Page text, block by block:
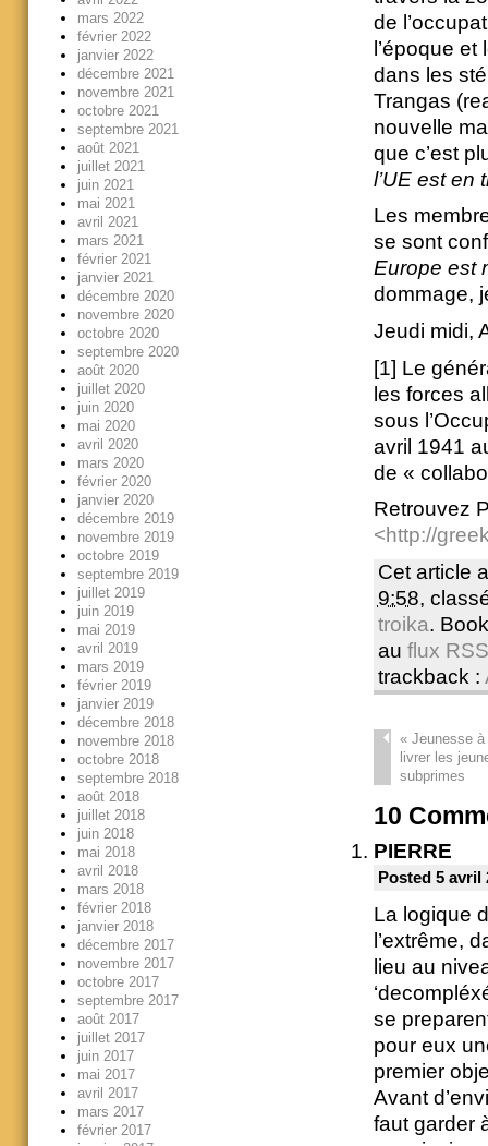
de
l’époque
dans les
Trangas
nouvelle
que c’est
l’UE est en
Les
se sont
Europe est
dommage,
Jeudi midi,
[1] Le
les forces
sous
avril 1941
de «
Retrouvez
<http://
Cet article
9:58,
troika.
au flux
trackback :
«Jeunesse à
livrer les
subprimes
10
PIERRE
Posted 5 avril
La logique
l’extrême,
lieu au
se
pour eux
premier
Avant
faut garder
mars 2022
février 2022
janvier 2022
décembre 2021
novembre 2021
octobre 2021
septembre 2021
août 2021
juillet 2021
juin 2021
mai 2021
avril 2021
mars 2021
février 2021
janvier 2021
décembre 2020
novembre 2020
octobre 2020
septembre 2020
août 2020
juillet 2020
juin 2020
mai 2020
avril 2020
mars 2020
février 2020
janvier 2020
décembre 2019
novembre 2019
octobre 2019
septembre 2019
juillet 2019
juin 2019
mai 2019
avril 2019
mars 2019
février 2019
janvier 2019
décembre 2018
novembre 2018
octobre 2018
septembre 2018
août 2018
juillet 2018
juin 2018
mai 2018
avril 2018
mars 2018
février 2018
janvier 2018
décembre 2017
novembre 2017
octobre 2017
septembre 2017
août 2017
juillet 2017
juin 2017
mai 2017
avril 2017
mars 2017
février 2017